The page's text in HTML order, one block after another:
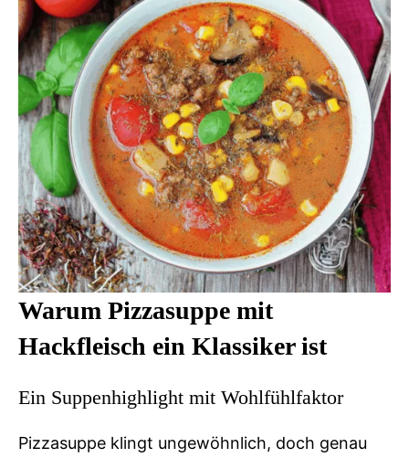
Warum Pizzasuppe mit
Hackfleisch ein Klassiker ist
Ein Suppenhighlight mit Wohlfühlfaktor
Pizzasuppe klingt ungewöhnlich, doch genau